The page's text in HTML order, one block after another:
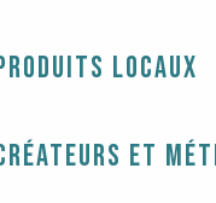
locaux
et